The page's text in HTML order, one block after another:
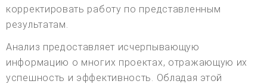
корректировать работу по представленным
результатам.
Анализ предоставляет исчерпывающую
информацию о многих проектах, отражающую их
успешность и эффективность. Обладая этой